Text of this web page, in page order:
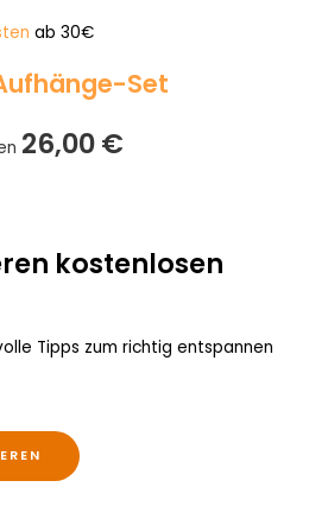
ab 30€
Set
26,00€
kostenlosen
Tipps zum richtig entspannen